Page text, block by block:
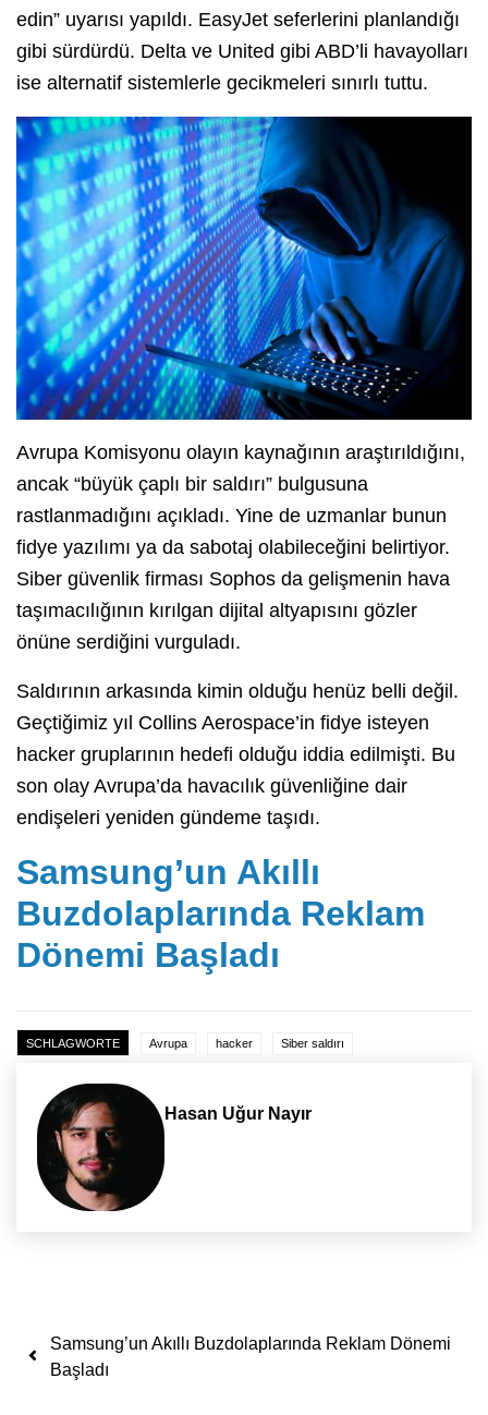
edin” uyarısı yapıldı. EasyJet seferlerini planlandığı
gibi sürdürdü. Delta ve United gibi ABD’li havayolları
ise alternatif sistemlerle gecikmeleri sınırlı tuttu.
Avrupa Komisyonu olayın kaynağının araştırıldığını,
ancak “büyük çaplı bir saldırı” bulgusuna
rastlanmadığını açıkladı. Yine de uzmanlar bunun
fidye yazılımı ya da sabotaj olabileceğini belirtiyor.
Siber güvenlik firması Sophos da gelişmenin hava
taşımacılığının kırılgan dijital altyapısını gözler
önüne serdiğini vurguladı.
Saldırının arkasında kimin olduğu henüz belli değil.
Geçtiğimiz yıl Collins Aerospace’in fidye isteyen
hacker gruplarının hedefi olduğu iddia edilmişti. Bu
son olay Avrupa’da havacılık güvenliğine dair
endişeleri yeniden gündeme taşıdı.
Samsung’un Akıllı
Buzdolaplarında Reklam
Dönemi Başladı
SCHLAGWORTE Avrupa hacker Siber saldırı
Hasan Uğur Nayır
Yazı dolaşımı
Samsung’un Akıllı Buzdolaplarında Reklam Dönemi
Başladı